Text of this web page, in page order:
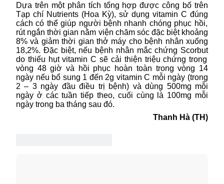
Dựa trên một phân tích tổng hợp được công bố trên
Tạp chí Nutrients (Hoa Kỳ), sử dụng vitamin C đúng
cáchcó thể giúp người bệnh nhanh chóng phục hồi,
rút ngắn thời gian nằm viện chăm sóc đặc biệt khoảng
8% và giảmthời gian thở máy cho bệnh nhân xuống
18,2%. Đặcbiệt, nếu bệnh nhân mắc chứng Scorbut
do thiếu hụt vitamin C sẽ cải thiện triệu chứng trong
vòng 48 giờ và hồi phục hoàn toàn trong vòng 14
ngày nếu bổ sung 1 đến 2g vitamin C mỗi ngày (trong
2 – 3ngày đầu điều trị bệnh) và dùng 500mg mỗi
ngày ở các tuần tiếp theo, cuối cùng là 100mg mỗi
ngày trong ba tháng sau đó.
Thanh Hà (TH)